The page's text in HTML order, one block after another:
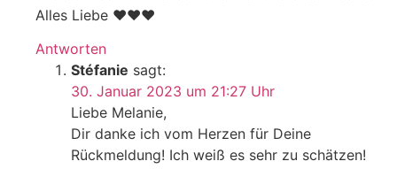
Alles Liebe ❤️❤️❤️
Antworten
Stéfanie sagt:
30. Januar 2023 um 21:27 Uhr
Liebe Melanie,
Dir danke ich vom Herzen für Deine
Rückmeldung! Ich weiß es sehr zu schätzen!